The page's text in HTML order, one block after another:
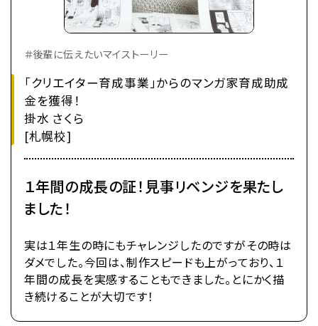
＃後輩に伝えたいマイストーリー
「クリエイター育成事業」からのマンガ家育成助成
金を獲得！
掛水 さくら
[札幌校]
１年間の成長の証！見事リベンジを果たし
ました！
実は１年生の時にもチャレンジしたのですがその時は
ダメでした。今回は、制作スピードも上がっており、１
年間の成長を実感することもできました。とにかく描
き続けることが大切です！